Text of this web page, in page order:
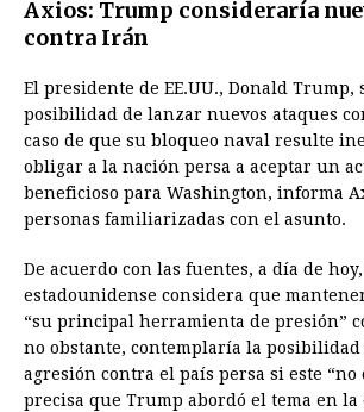
Axios: Trump consideraría
contra Irán
El presidente de EE.UU., Donald Trump,
posibilidad de lanzar nuevos ataques
caso de que su bloqueo naval resulte
obligar a la nación persa a aceptar un
beneficioso para Washington, informa
personas familiarizadas con el asunto.
De acuerdo con las fuentes, a día de
estadounidense considera que
“su principal herramienta de presión”
no obstante, contemplaría la
agresión contra el país persa si este “no
precisa que Trump abordó el tema en la